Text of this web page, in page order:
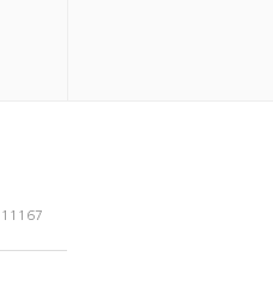
11167